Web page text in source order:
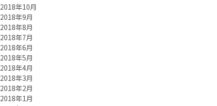
2018年10月
2018年9月
2018年8月
2018年7月
2018年6月
2018年5月
2018年4月
2018年3月
2018年2月
2018年1月